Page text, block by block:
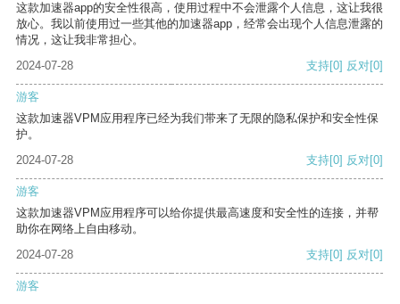
这款加速器app的安全性很高，使用过程中不会泄露个人信息，这让我很
放心。我以前使用过一些其他的加速器app，经常会出现个人信息泄露的
情况，这让我非常担心。
2024-07-28
支持[0] 反对[0]
游客
这款加速器VPM应用程序已经为我们带来了无限的隐私保护和安全性保
护。
2024-07-28
支持[0] 反对[0]
游客
这款加速器VPM应用程序可以给你提供最高速度和安全性的连接，并帮
助你在网络上自由移动。
2024-07-28
支持[0] 反对[0]
游客